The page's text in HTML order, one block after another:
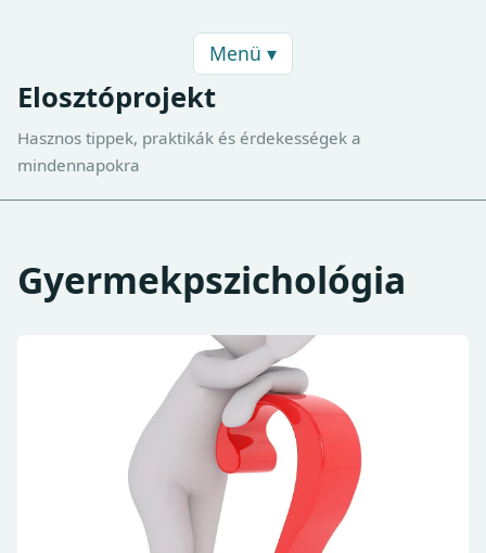
Menü ▾
Elosztóprojekt
Hasznos tippek, praktikák és érdekességek a
mindennapokra
Gyermekpszichológia